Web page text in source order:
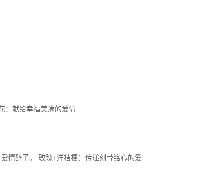
：献给幸福美满的爱情
情醉了。 玫瑰+洋桔梗：传递刻骨铭心的爱